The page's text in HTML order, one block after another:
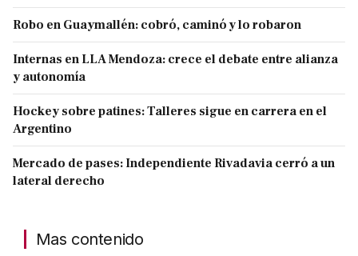
Robo en Guaymallén: cobró, caminó y lo robaron
Internas en LLA Mendoza: crece el debate entre alianza
y autonomía
Hockey sobre patines: Talleres sigue en carrera en el
Argentino
Mercado de pases: Independiente Rivadavia cerró a un
lateral derecho
Mas contenido